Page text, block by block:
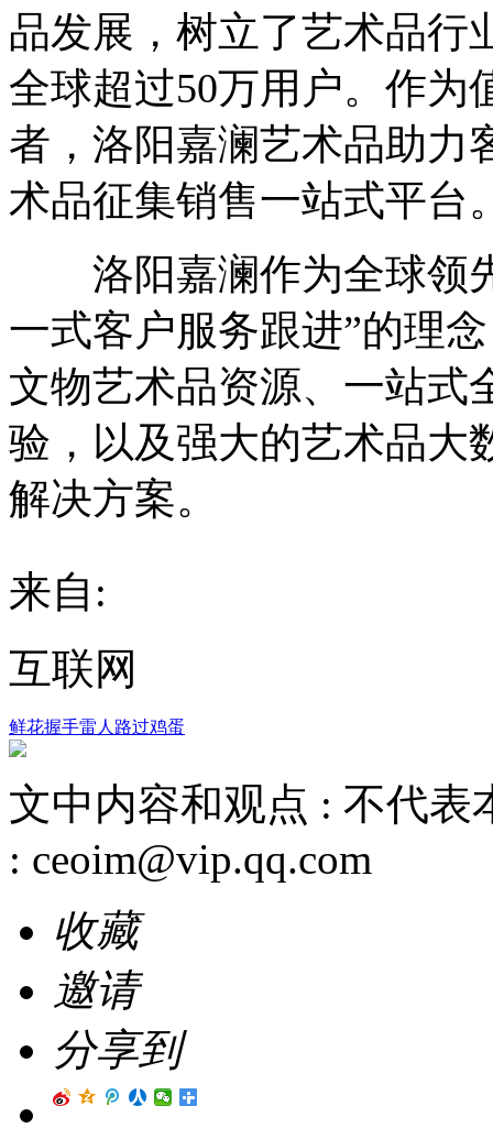
品发展，树立了艺术品行
全球超过50万用户。作为
者，洛阳嘉澜艺术品助力
术品征集销售一站式平台
洛阳嘉澜作为全球领
一式客户服务跟进”的理
文物艺术品资源、一站式
验，以及强大的艺术品大
解决方案。
来自:
互联网
鲜花握手雷人 路过鸡蛋
文中内容和观点 : 不代表
: ceoim@vip.qq.com
收藏
邀请
分享到